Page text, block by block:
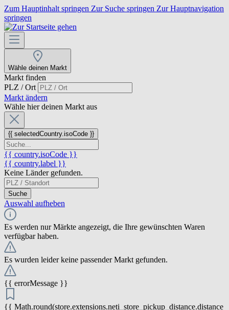
Zum Hauptinhalt springen Zur Suche springen Zur Hauptnavigation
springen
Wähle deinen Markt
Markt finden
PLZ / Ort
Markt ändern
Wähle hier deinen Markt aus
{{ selectedCountry.isoCode }}
{{ country.isoCode }}
{{ country.label }}
Keine Länder gefunden.
Suche
Auswahl aufheben
Es werden nur Märkte angezeigt, die Ihre gewünschten Waren
verfügbar haben.
Es wurden leider keine passender Markt gefunden.
{{ errorMessage }}
{{ Math.round(store.extensions.neti_store_pickup_distance.distance